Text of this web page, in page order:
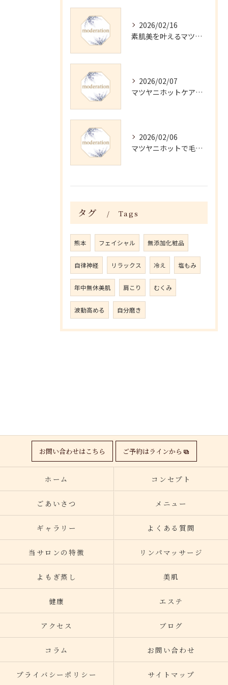
2026/02/16
素肌美を叶えるマツヤニホットセラピーの効果
2026/02/07
マツヤニホットケアの正しい使い方と継続法
2026/02/06
マツヤニホットで毛穴・くすみ改善術
タグ Tags
熊本 フェイシャル 無添加化粧品
自律神経 リラックス 冷え 塩もみ
年中無休美肌 肩こり むくみ
波動高める 自分磨き
お問い合わせはこちら ご予約はラインから
ホーム コンセプト
ごあいさつ メニュー
ギャラリー よくある質問
当サロンの特徴 リンパマッサージ
よもぎ蒸し 美肌
健康 エステ
アクセス ブログ
コラム お問い合わせ
プライバシーポリシー サイトマップ